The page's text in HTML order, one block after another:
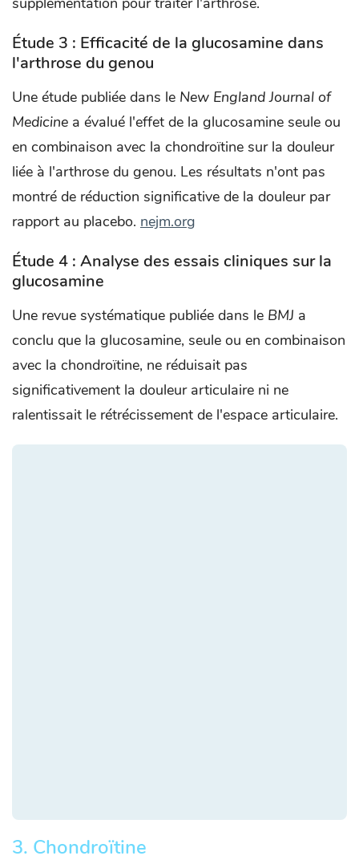
Étude 3 : Efficacité de la glucosamine dans
l'arthrose du genou
Une étude publiée dans le New England Journal of
Medicine a évalué l'effet de la glucosamine seule ou
en combinaison avec la chondroïtine sur la douleur
liée à l'arthrose du genou. Les résultats n'ont pas
montré de réduction significative de la douleur par
rapport au placebo. ​ nejm.org
Étude 4 : Analyse des essais cliniques sur la
glucosamine
Une revue systématique publiée dans le BMJ a
conclu que la glucosamine, seule ou en combinaison
avec la chondroïtine, ne réduisait pas
significativement la douleur articulaire ni ne
ralentissait le rétrécissement de l'espace articulaire.
3. Chondroïtine